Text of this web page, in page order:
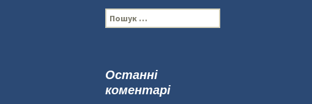
П
о
:Останні
коментарі